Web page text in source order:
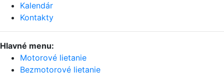
Kalendár
Kontakty
Hlavné menu:
Motorové lietanie
Bezmotorové lietanie